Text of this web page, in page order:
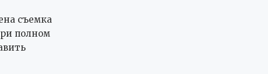
съемка
полном